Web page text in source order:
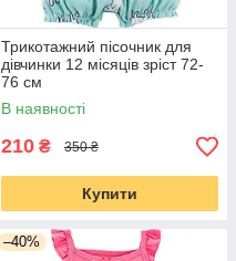
Трикотажний пісочник для
дівчинки 12 місяців зріст 72-
76 см
В наявності
210 ₴ 350 ₴
Купити
–40%